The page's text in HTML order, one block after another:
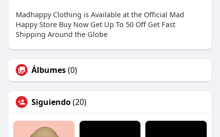
Madhappy Clothing is Available at the Official Mad
Happy Store Buy Now Get Up To 50 Off Get Fast
Shipping Around the Globe
Álbumes(0)
Siguiendo(20)